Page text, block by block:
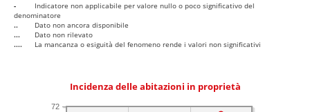
-
Indicatore non applicabile per valore nullo o poco significativo del
denominatore
..
Dato non ancora disponibile
...
Dato non rilevato
....
La mancanza o esiguità del fenomeno rende i valori non significativi
Incidenza delle abitazioni in proprietà
72